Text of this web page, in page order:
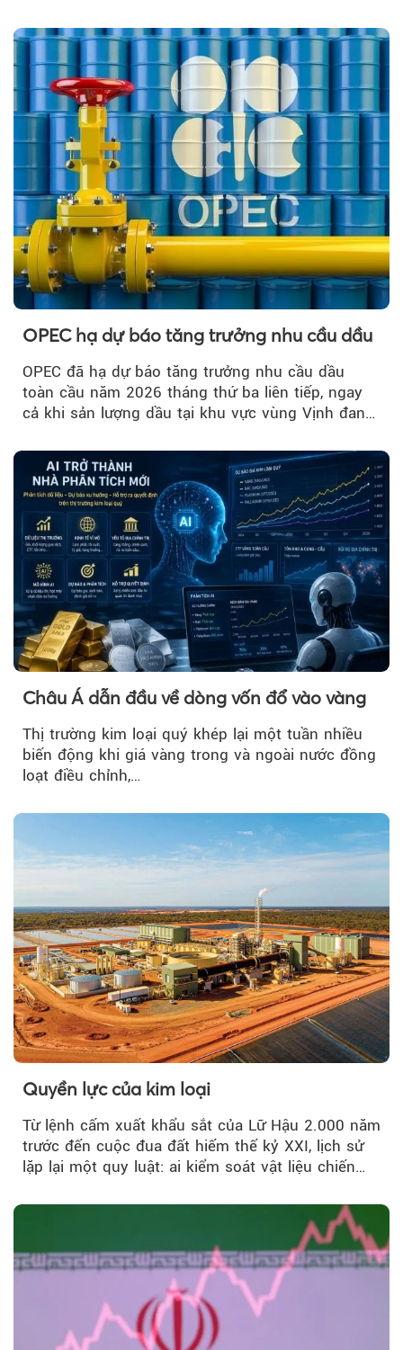
OPEC hạ dự báo tăng trưởng nhu cầu dầu
OPEC đã hạ dự báo tăng trưởng nhu cầu dầu
toàn cầu năm 2026 tháng thứ ba liên tiếp, ngay
cả khi sản lượng dầu tại khu vực vùng Vịnh đang
Châu Á dẫn đầu về dòng vốn đổ vào vàng
Thị trường kim loại quý khép lại một tuần nhiều
biến động khi giá vàng trong và ngoài nước đồng
loạt điều chỉnh,…
Quyền lực của kim loại
Từ lệnh cấm xuất khẩu sắt của Lữ Hậu 2.000 năm
trước đến cuộc đua đất hiếm thế kỷ XXI, lịch sử
lặp lại một quy luật: ai kiểm soát vật liệu chiến